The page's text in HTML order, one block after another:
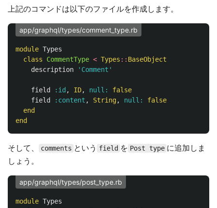
上記のコマンドは以下のファイルを作成します。
app/graphql/types/comment_type.rb
module Types
class
CommentType < Types :: BaseObject
description
'Comment'
field :id , ID, null: false
field
:content , String, null: false
end
end
そして、 comments という field を Post type に追加しま
しょう。
app/graphql/types/post_type.rb
module Types